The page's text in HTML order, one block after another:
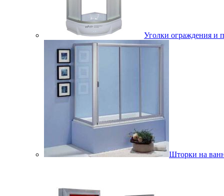
Уголки ограждения и
Шторки на